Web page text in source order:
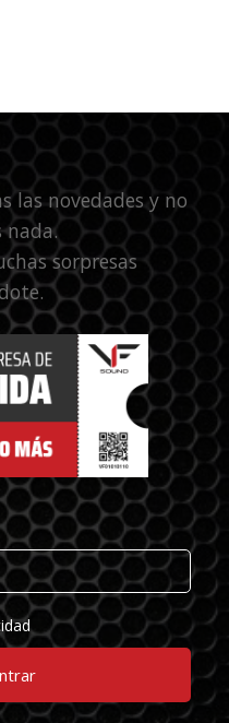
las novedades y no
nada.
sorpresas